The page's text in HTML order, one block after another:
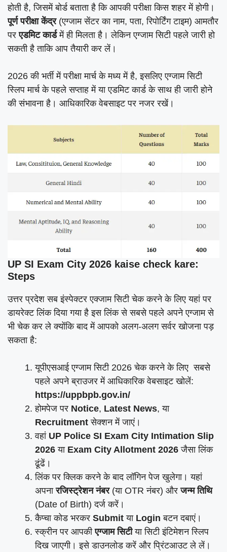
होती है, जिसमें बोर्ड बताता है कि आपकी परीक्षा किस शहर में होगी।
पूर्ण परीक्षा केंद्र(एग्जाम सेंटर का नाम, पता, रिपोर्टिंग टाइम) आमतौर
परएडमिट कार्डमें ही मिलता है। लेकिन एग्जाम सिटी पहले जारी हो
सकती है ताकि आप तैयारी कर लें।
2026 की भर्ती में परीक्षा मार्च के मध्य में है, इसलिए एग्जाम सिटी
स्लिप मार्च के पहले सप्ताह में या एडमिट कार्ड के साथ ही जारी होने
की संभावना है। आधिकारिक वेबसाइट पर नजर रखें।
UP SI Exam City 2026 kaise check kare:
Steps
उत्तर प्रदेश सब इंस्पेक्टर एक्जाम सिटी चेक करने के लिए यहां पर
डायरेक्ट लिंक दिया गया है इस लिंक से सबसे पहले अपने एग्जाम से
भी चेक कर ले क्योंकि बाद में आपको अलग-अलग सर्वर खोजना पड़
सकता है:
यूपीएसआई एग्जाम सिटी 2026 चेक करने के लिए सबसे
पहले अपने ब्राउजर में आधिकारिक वेबसाइट खोलें:
https://uppbpb.gov.in/
होमपेज पर Notice, Latest News, या
Recruitment सेक्शन में जाएं।
वहां UP Police SI Exam City Intimation Slip
2026 या Exam City Allotment 2026 जैसा लिंक
ढूंढें।
लिंक पर क्लिक करने के बाद लॉगिन पेज खुलेगा। यहां
अपनारजिस्ट्रेशन नंबर(या OTR नंबर) औरजन्म तिथि
(Date of Birth) दर्ज करें।
कैप्चा कोड भरकर Submit या Login बटन दबाएं।
स्क्रीन पर आपकीएग्जाम सिटीया सिटी इंटिमेशन स्लिप
दिख जाएगी। इसे डाउनलोड करें और प्रिंटआउट ले लें।